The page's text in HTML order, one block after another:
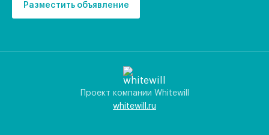
Разместить объявление
Проект компании Whitewill
whitewill.ru